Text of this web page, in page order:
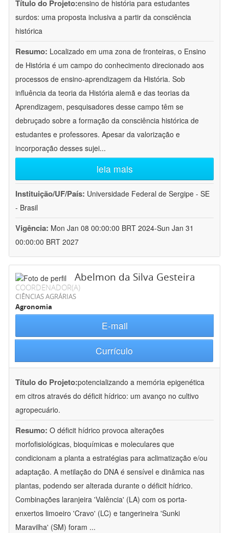
Título do Projeto:ensino de história para estudantes
surdos: uma proposta inclusiva a partir da consciência
histórica
Resumo: Localizado em uma zona de fronteiras, o Ensino
de História é um campo do conhecimento direcionado aos
processos de ensino-aprendizagem da História. Sob
influência da teoria da História alemã e das teorias da
Aprendizagem, pesquisadores desse campo têm se
debruçado sobre a formação da consciência histórica de
estudantes e professores. Apesar da valorização e
incorporação desses sujei...
leia mais
Instituição/UF/País: Universidade Federal de Sergipe - SE
- Brasil
Vigência: Mon Jan 08 00:00:00 BRT 2024-Sun Jan 31
00:00:00 BRT 2027
Abelmon da Silva Gesteira
COORDENADOR(A)
CIÊNCIAS AGRÁRIAS
Agronomia
E-mail
Currículo
Título do Projeto:potencializando a memória epigenética
em citros através do déficit hídrico: um avanço no cultivo
agropecuário.
Resumo: O déficit hídrico provoca alterações
morfofisiológicas, bioquímicas e moleculares que
condicionam a planta a estratégias para aclimatização e/ou
adaptação. A metilação do DNA é sensível e dinâmica nas
plantas, podendo ser alterada durante o déficit hídrico.
Combinações laranjeira 'Valência' (LA) com os porta-
enxertos limoeiro 'Cravo' (LC) e tangerineira 'Sunki
Maravilha' (SM) foram ...